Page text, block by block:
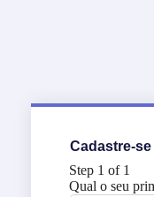
Cadastre-